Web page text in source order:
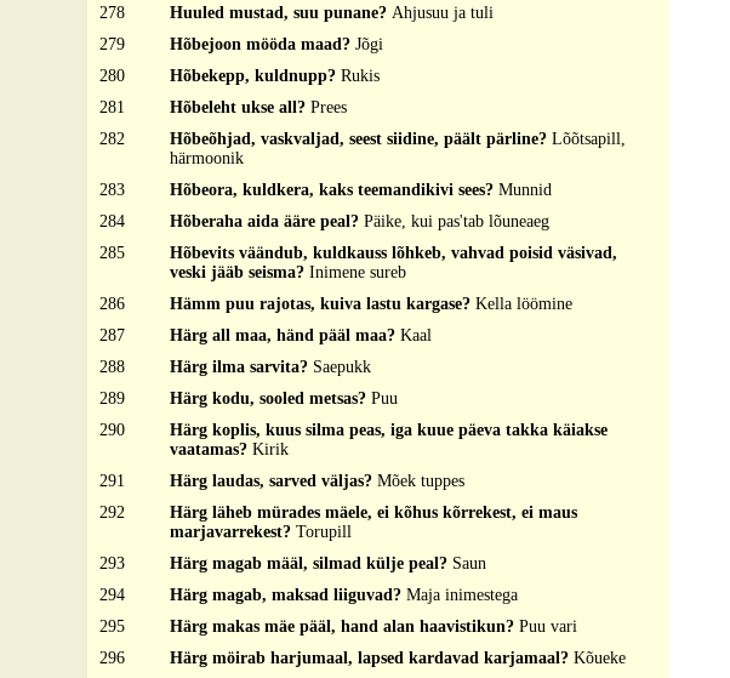
278
Huuled mustad, suu punane? Ahjusuu ja tuli
279
Hõbejoon mööda maad? Jõgi
280
Hõbekepp, kuldnupp? Rukis
281
Hõbeleht ukse all? Prees
282
Hõbeõhjad, vaskvaljad, seest siidine, päält pärline? Lõõtsapill,
härmoonik
283
Hõbeora, kuldkera, kaks teemandikivi sees? Munnid
284
Hõberaha aida ääre peal? Päike, kui pas'tab lõuneaeg
285
Hõbevits väändub, kuldkauss lõhkeb, vahvad poisid väsivad,
veski jääb seisma? Inimene sureb
286
Hämm puu rajotas, kuiva lastu kargase? Kella löömine
287
Härg all maa, händ pääl maa? Kaal
288
Härg ilma sarvita? Saepukk
289
Härg kodu, sooled metsas? Puu
290
Härg koplis, kuus silma peas, iga kuue päeva takka käiakse
vaatamas? Kirik
291
Härg laudas, sarved väljas? Mõek tuppes
292
Härg läheb mürades mäele, ei kõhus kõrrekest, ei maus
marjavarrekest? Torupill
293
Härg magab määl, silmad külje peal? Saun
294
Härg magab, maksad liiguvad? Maja inimestega
295
Härg makas mäe pääl, hand alan haavistikun? Puu vari
296
Härg möirab harjumaal, lapsed kardavad karjamaal? Kõueke